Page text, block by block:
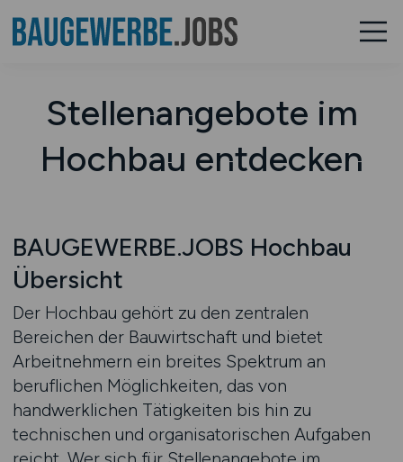
Stellenangebote im
Hochbau entdecken
BAUGEWERBE.JOBS Hochbau
Übersicht
Der Hochbau gehört zu den zentralen
Bereichen der Bauwirtschaft und bietet
Arbeitnehmern ein breites Spektrum an
beruflichen Möglichkeiten, das von
handwerklichen Tätigkeiten bis hin zu
technischen und organisatorischen Aufgaben